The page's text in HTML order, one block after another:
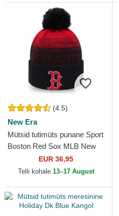
(4.5)
New Era
Mütsid tutimüts punane Sport
Boston Red Sox MLB New
EUR 36,95
Telli kohale 13–17 August